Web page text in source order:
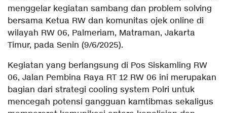
menggelar kegiatan sambang dan problem solving
bersama Ketua RW dan komunitas ojek online di
wilayah RW 06, Palmeriam, Matraman, Jakarta
Timur, pada Senin (9/6/2025).
Kegiatan yang berlangsung di Pos Siskamling RW
06, Jalan Pembina Raya RT 12 RW 06 ini merupakan
bagian dari strategi cooling system Polri untuk
mencegah potensi gangguan kamtibmas sekaligus